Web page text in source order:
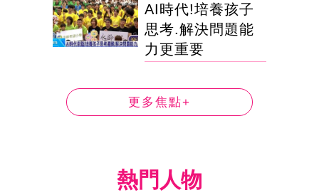
AI時代!培養孩子
思考.解決問題能
力更重要
更多焦點+
熱門人物